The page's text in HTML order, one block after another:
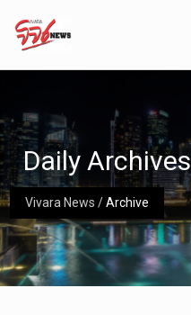
Vivara News /Archive
Daily Archives